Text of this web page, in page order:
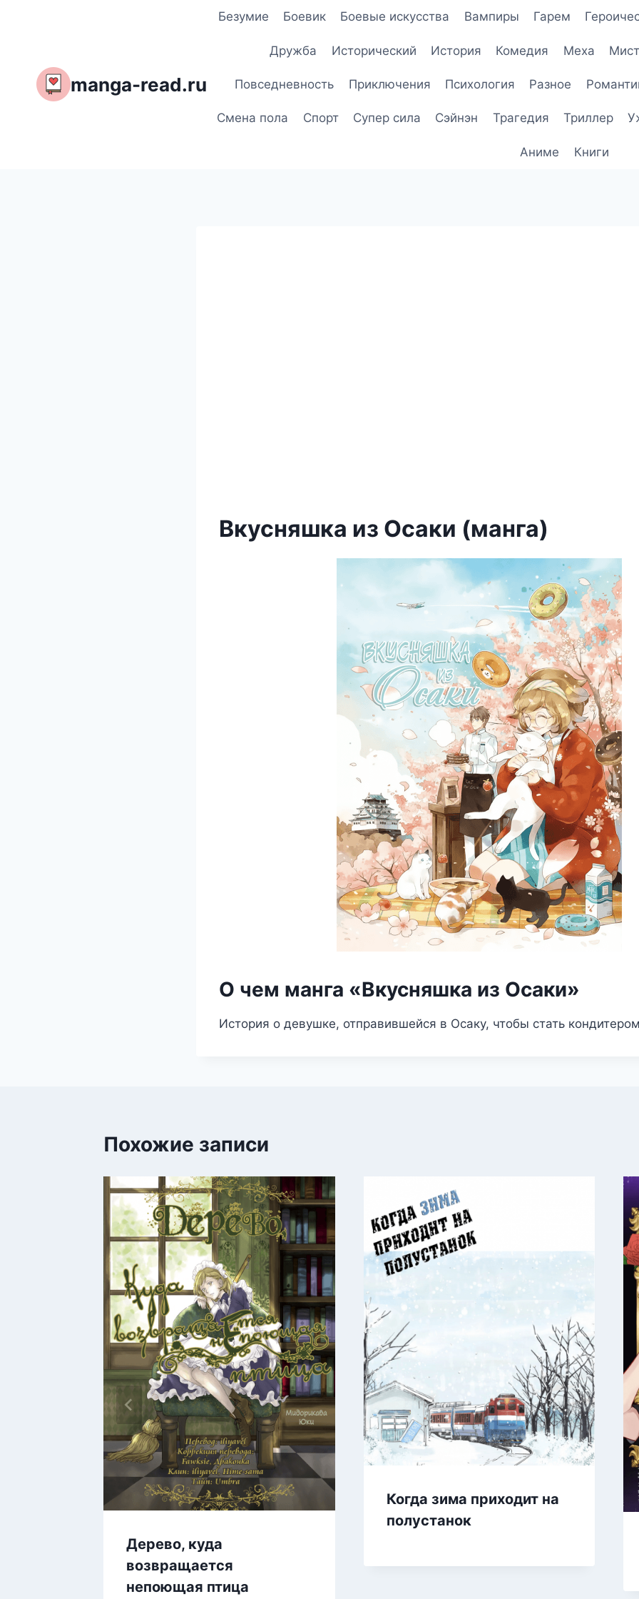
manga-read.ru
Безумие Боевик Боевые искусства Вампиры Гарем
Дружба Исторический История Комедия Меха
Повседневность Приключения Психология Разное
Смена пола Спорт Супер сила Сэйнэн Трагедия Триллер
Аниме Книги
Вкусняшка из Осаки (манга)
О чем манга «Вкусняшка из Осаки»
История о девушке, отправившейся в Осаку, чтобы стать
Похожие записи
Дерево, куда
возвращается
непоющая птица
Когда зима приходит на
полустанок